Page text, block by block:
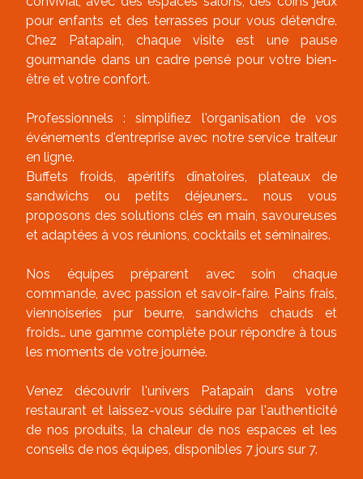
pour enfants et des terrasses pour vous détendre.
Chez Patapain, chaque visite est une pause
gourmande dans un cadre pensé pour votre bien-
être et votre confort.
Professionnels : simplifiez l'organisation de vos
événements d'entreprise avec notre service traiteur
en ligne.
Buffets froids, apéritifs dînatoires, plateaux de
sandwichs ou petits déjeuners… nous vous
proposons des solutions clés en main, savoureuses
et adaptées à vos réunions, cocktails et séminaires.
Nos équipes préparent avec soin chaque
commande, avec passion et savoir-faire. Pains frais,
viennoiseries pur beurre, sandwichs chauds et
froids… une gamme complète pour répondre à tous
les moments de votre journée.
Venez découvrir l'univers Patapain dans votre
restaurant et laissez-vous séduire par l'authenticité
de nos produits, la chaleur de nos espaces et les
conseils de nos équipes, disponibles 7 jours sur 7.